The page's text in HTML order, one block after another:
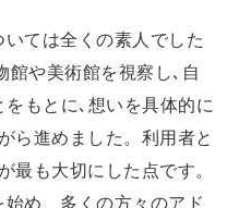
ては全くの素人でした
館や美術館を視察し､自
もとに､想いを具体的に
ら進めました。利用者と
最も大切にした点です。
め、多くの方々のアド